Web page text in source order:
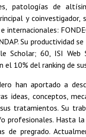
patologías de
y coinvestigador,
Su productividad
Scholar; 60, ISI Web
el 10% del ranking de
han aportado a
ideas, conceptos,
tratamientos. Su
profesionales. Hasta
de pregrado.